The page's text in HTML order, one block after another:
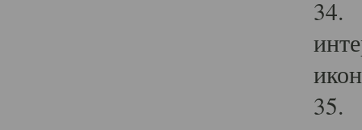
34.
35.